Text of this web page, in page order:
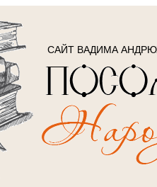
САЙТ ВАДИМА